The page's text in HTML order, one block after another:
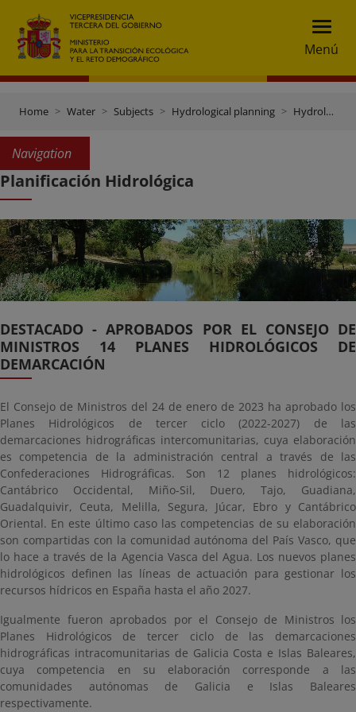
Menú
Home Water Subjects Hydrological planning Hydrological planning
Navigation
Planificación Hidrológica
DESTACADO - APROBADOS POR EL CONSEJO DE
MINISTROS 14 PLANES HIDROLÓGICOS DE
DEMARCACIÓN
El Consejo de Ministros del 24 de enero de 2023 ha aprobado los
Planes Hidrológicos de tercer ciclo (2022-2027) de las
demarcaciones hidrográficas intercomunitarias, cuya elaboración
es competencia de la administración central a través de las
Confederaciones Hidrográficas. Son 12 planes hidrológicos:
Cantábrico Occidental, Miño-Sil, Duero, Tajo, Guadiana,
Guadalquivir, Ceuta, Melilla, Segura, Júcar, Ebro y Cantábrico
Oriental. En este último caso las competencias de su elaboración
son compartidas con la comunidad autónoma del País Vasco, que
lo hace a través de la Agencia Vasca del Agua. Los nuevos planes
hidrológicos definen las líneas de actuación para gestionar los
recursos hídricos en España hasta el año 2027.
Igualmente fueron aprobados por el Consejo de Ministros los
Planes Hidrológicos de tercer ciclo de las demarcaciones
hidrográficas intracomunitarias de Galicia Costa e Islas Baleares,
cuya competencia en su elaboración corresponde a las
comunidades autónomas de Galicia e Islas Baleares
respectivamente.